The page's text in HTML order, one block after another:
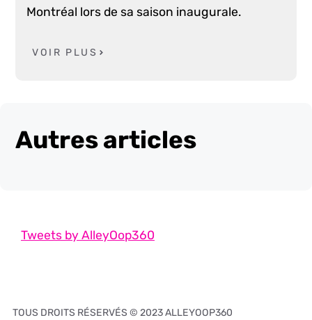
Montréal lors de sa saison inaugurale.
VOIR PLUS
Autres articles
Tweets by AlleyOop360
TOUS DROITS RÉSERVÉS © 2023 ALLEYOOP360